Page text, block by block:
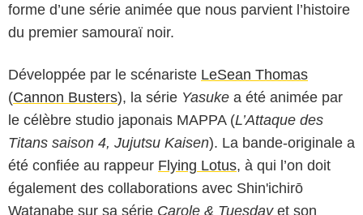
forme d’une série animée que nous parvient l’histoire
du premier samouraï noir.
Développée par le scénariste LeSean Thomas
(Cannon Busters), la série Yasuke a été animée par
le célèbre studio japonais MAPPA (L’Attaque des
Titans saison 4, Jujutsu Kaisen). La bande-originale a
été confiée au rappeur Flying Lotus, à qui l’on doit
également des collaborations avec Shin'ichirō
Watanabe sur sa série Carole & Tuesdayet son